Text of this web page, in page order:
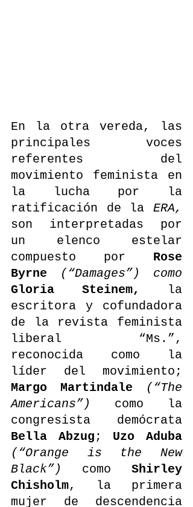
En la otra vereda, las
principales voces
referentes del
movimiento feminista en
la lucha por la
ratificación de la
son interpretadas por
un elenco estelar
compuesto por Rose
Byrne
Gloria Steinem,
la
escritora y cofundadora
de la revista feminista
liberal “Ms.”,
reconocida como la
Margo Martindale
(“The
Americans”)
como la
Bella Abzug ; Uzo Aduba
(“Orange is the New
Black”) como Shirley
Chisholm, la primera
mujer de descendencia